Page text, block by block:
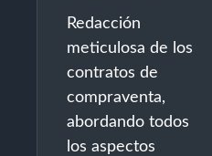
Redacción
meticulosa de los
contratos de
compraventa,
abordando todos
los aspectos